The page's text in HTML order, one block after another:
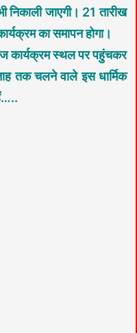
जाएगी। 21 तारीख
का समापन होगा।
कार्यक्रम स्थल पर पहुंचकर
तक चलने वाले इस धार्मिक